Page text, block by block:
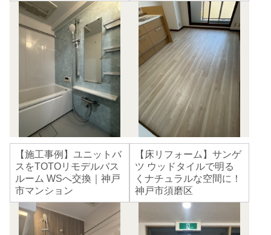
【施工事例】ユニットバ
スをTOTOリモデルバス
ルーム WSへ交換｜神戸
市マンション
【床リフォーム】サンゲ
ツ ウッドタイルで明る
くナチュラルな空間に！
神戸市須磨区